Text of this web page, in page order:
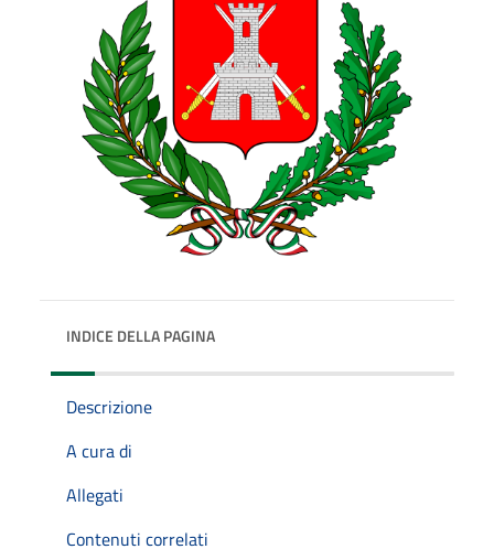
INDICE DELLA PAGINA
Descrizione
A cura di
Allegati
Contenuti correlati